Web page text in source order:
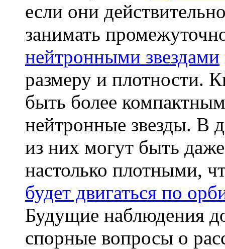
если они
занимать
нейтронными звездами
размеру и плотности.
быть более
нейтронные звезды. В
из них могут быть
настолько плотными,
будет двигаться по
Будущие наблюдения
спорные вопросы о